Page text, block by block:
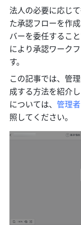
法人の必要に応じ
た承認フローを作
バーを委任するこ
により承認ワーク
す。
この記事では、管
成する方法を紹介
については、 管理
照してください。